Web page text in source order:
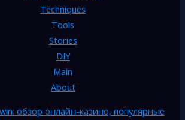
Techniques
Tools
Stories
DIY
Main
About
обзор онлайн-казино, популярные